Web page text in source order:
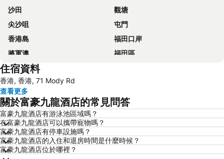
沙田
觀塘
尖沙咀
屯門
香港島
福田口岸
將軍澳
福田區
Mong Kok Metro Station
南山區
元朗
紅磡
天水圍
Wan Chai Metro Station
海洋公園
深水埗區
黃金海岸
香港迪士尼樂園
新界
羅湖口岸
住宿資料
香港, 香港, 71 Mody Rd
查看更多
關於富豪九龍酒店的常見問答
富豪九龍酒店有游泳池區域嗎？
在富豪九龍酒店可以攜帶寵物嗎？
富豪九龍酒店有停車設施嗎？
富豪九龍酒店的入住和退房時間是什麼時候？
富豪九龍酒店位於哪裡？